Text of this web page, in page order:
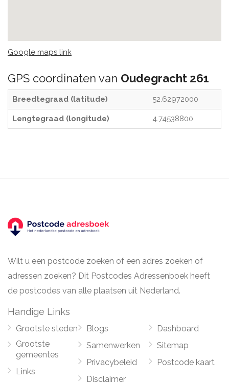
Google maps link
GPS coordinaten van Oudegracht 261
Breedtegraad (latitude) 52.62972000
Lengtegraad (longitude) 4.74538800
Wilt u een postcode zoeken of een adres zoeken of
adressen zoeken? Dit Postcodes Adressenboek heeft
de postcodes van alle plaatsen uit Nederland.
Handige Links
Grootste steden
Grootste
gemeentes
Links
Blogs
Samenwerken
Privacybeleid
Disclaimer
Dashboard
Sitemap
Postcode kaart